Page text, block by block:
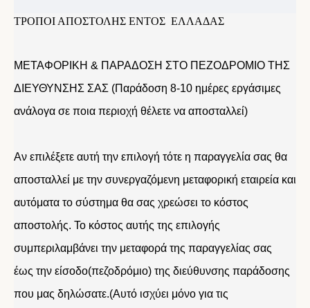
ΤΡΟΠΟΙ ΑΠΟΣΤΟΛΗΣ ΕΝΤΟΣ ΕΛΛΑΔΑΣ
ΜΕΤΑΦΟΡΙΚΗ & ΠΑΡΑΔΟΣΗ ΣΤΟ ΠΕΖΟΔΡΟΜΙΟ ΤΗΣ
ΔΙΕΥΘΥΝΣΗΣ ΣΑΣ (Παράδοση 8-10 ημέρες εργάσιμες
ανάλογα σε ποια περιοχή θέλετε να αποσταλλεί)
Αν επιλέξετε αυτή την επιλογή τότε η παραγγελία σας θα
αποσταλλεί με την συνεργαζόμενη μεταφορική εταιρεία και
αυτόματα το σύστημα θα σας χρεώσει το κόστος
αποστολής. Το κόστος αυτής της επιλογής
συμπεριλαμβάνει την μεταφορά της παραγγελίας σας
έως την είσοδο(πεζοδρόμιο) της διεύθυνσης παράδοσης
που μας δηλώσατε.(Αυτό ισχύει μόνο για τις